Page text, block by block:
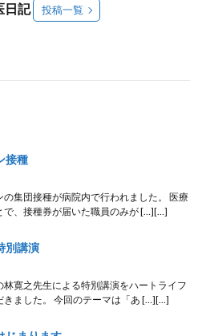
日記 投稿一覧
接種
の集団接種が病院内で行われました。 医療
で、接種券が届いた職員のみが […][…]
別講演
林寛之先生による特別講演をハートライフ
きました。 今回のテーマは「あ […][…]